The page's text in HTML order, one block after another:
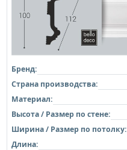
Бренд:
Страна производства:
Материал:
Высота / Размер по стене:
Ширина / Размер по потолку:
Длина: